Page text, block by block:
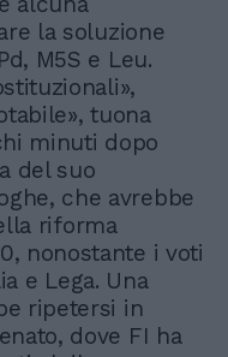
la soluzione
M5S e Leu.
tuona
minuti dopo
del suo
che avrebbe
riforma
nonostante i voti
e Lega. Una
ripetersi in
dove FI ha